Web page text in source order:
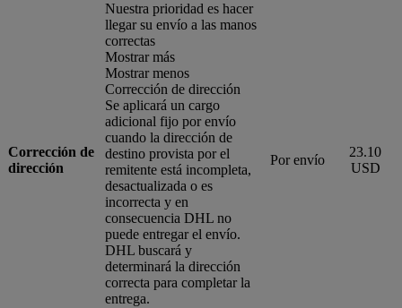
Corrección de
dirección
Nuestra prioridad es hacer
llegar su envío a las manos
correctas
Mostrar más
Mostrar menos
Corrección de dirección
Se aplicará un cargo
adicional fijo por envío
cuando la dirección de
destino provista por el
remitente está incompleta,
desactualizada o es
incorrecta y en
consecuencia DHL no
puede entregar el envío.
DHL buscará y
determinará la dirección
correcta para completar la
entrega.
Por envío
23.10
USD